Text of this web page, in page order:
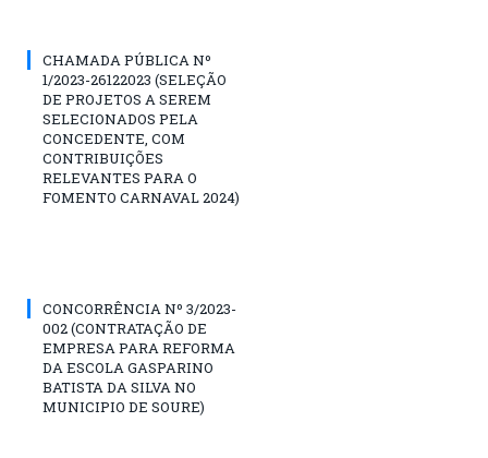
CHAMADA PÚBLICA Nº
1/2023-26122023 (SELEÇÃO
DE PROJETOS A SEREM
SELECIONADOS PELA
CONCEDENTE, COM
CONTRIBUIÇÕES
RELEVANTES PARA O
FOMENTO CARNAVAL 2024)
CONCORRÊNCIA Nº 3/2023-
002 (CONTRATAÇÃO DE
EMPRESA PARA REFORMA
DA ESCOLA GASPARINO
BATISTA DA SILVA NO
MUNICIPIO DE SOURE)